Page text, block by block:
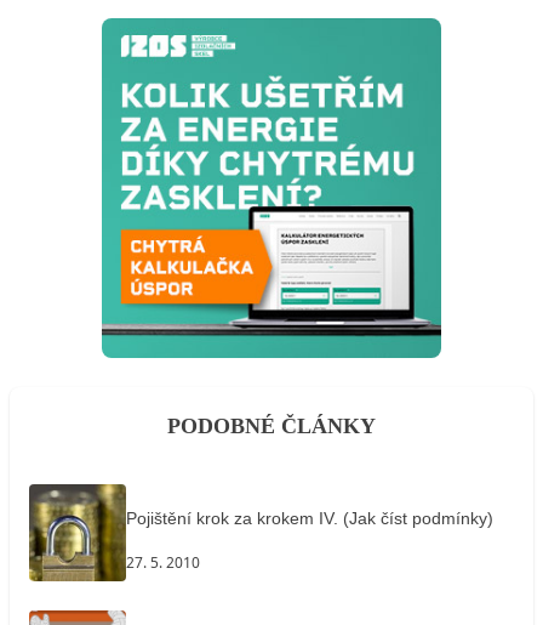
PODOBNÉ ČLÁNKY
Pojištění krok za krokem IV. (Jak číst podmínky)
27. 5. 2010